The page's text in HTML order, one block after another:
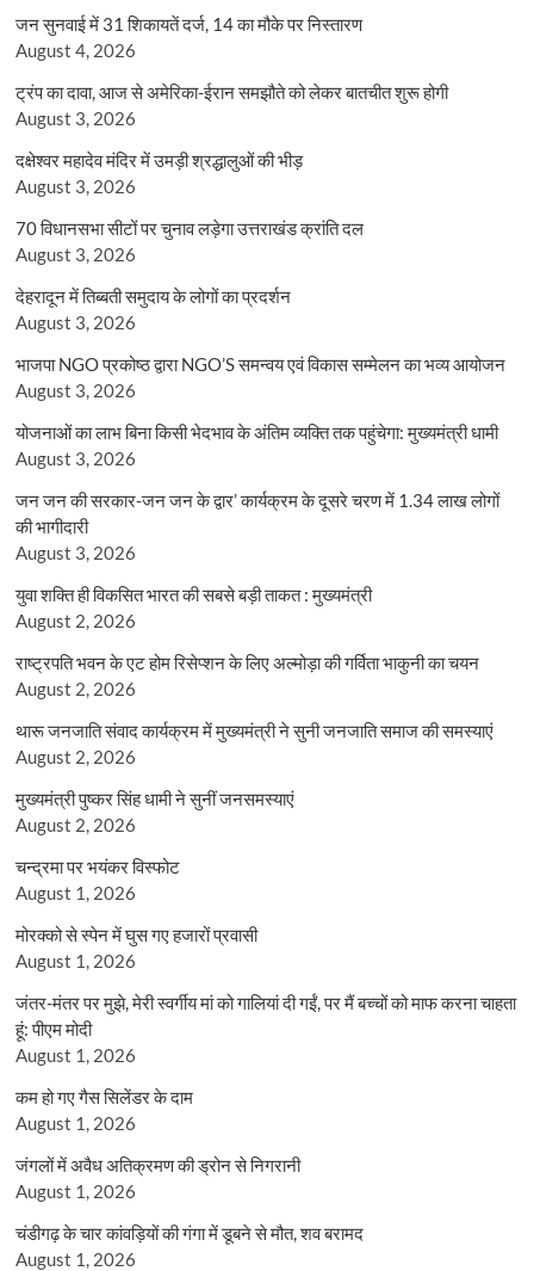
जन सुनवाई में 31 शिकायतें दर्ज, 14 का मौके पर निस्तारण
August 4, 2026
ट्रंप का दावा, आज से अमेरिका-ईरान समझौते को लेकर बातचीत शुरू होगी
August 3, 2026
दक्षेश्वर महादेव मंदिर में उमड़ी श्रद्धालुओं की भीड़
August 3, 2026
70 विधानसभा सीटों पर चुनाव लड़ेगा उत्तराखंड क्रांति दल
August 3, 2026
देहरादून में तिब्बती समुदाय के लोगों का प्रदर्शन
August 3, 2026
भाजपा NGO प्रकोष्ठ द्वारा NGO’S समन्वय एवं विकास सम्मेलन का भव्य आयोजन
August 3, 2026
योजनाओं का लाभ बिना किसी भेदभाव के अंतिम व्यक्ति तक पहुंचेगा: मुख्यमंत्री धामी
August 3, 2026
जन जन की सरकार-जन जन के द्वार’ कार्यक्रम के दूसरे चरण में 1.34 लाख लोगों
की भागीदारी
August 3, 2026
युवा शक्ति ही विकसित भारत की सबसे बड़ी ताकत : मुख्यमंत्री
August 2, 2026
राष्ट्रपति भवन के एट होम रिसेप्शन के लिए अल्मोड़ा की गर्विता भाकुनी का चयन
August 2, 2026
थारू जनजाति संवाद कार्यक्रम में मुख्यमंत्री ने सुनी जनजाति समाज की समस्याएं
August 2, 2026
मुख्यमंत्री पुष्कर सिंह धामी ने सुनीं जनसमस्याएं
August 2, 2026
चन्द्रमा पर भयंकर विस्फोट
August 1, 2026
मोरक्को से स्पेन में घुस गए हजारों प्रवासी
August 1, 2026
जंतर-मंतर पर मुझे, मेरी स्वर्गीय मां को गालियां दी गईं, पर मैं बच्चों को माफ करना चाहता
हूं: पीएम मोदी
August 1, 2026
कम हो गए गैस सिलेंडर के दाम
August 1, 2026
जंगलों में अवैध अतिक्रमण की ड्रोन से निगरानी
August 1, 2026
चंडीगढ़ के चार कांवड़ियों की गंगा में डूबने से मौत, शव बरामद
August 1, 2026